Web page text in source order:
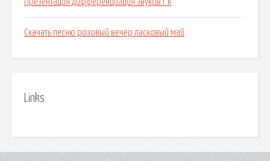
Презентация дифференциация звуков г к
Скачать песню розовый вечер ласковый май
Links